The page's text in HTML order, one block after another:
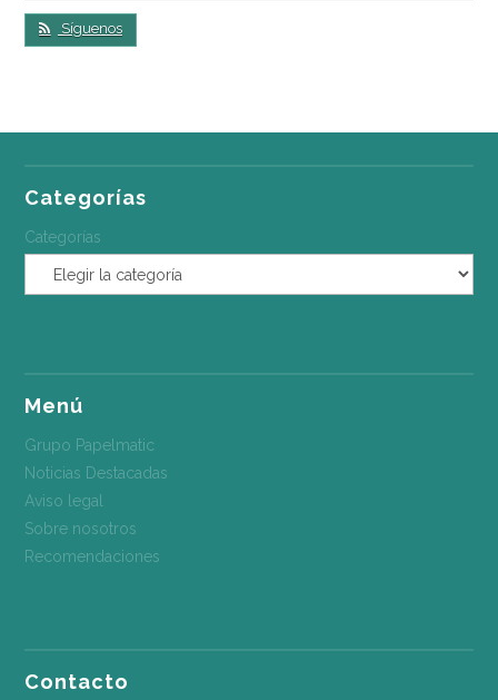
Síguenos
Categorías
Categorías
Menú
Grupo Papelmatic
Noticias Destacadas
Aviso legal
Sobre nosotros
Recomendaciones
Contacto